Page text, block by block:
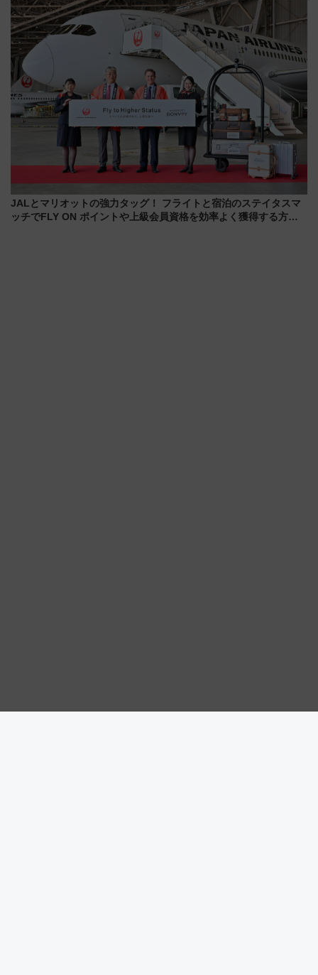
の絶景＆限定グルメを網羅！煩
雑な手続きも不要でお手軽に楽
しめるプランが登場
JALとマリオットの強力タッグ！ フライトと宿泊のステイタスマ
ッチでFLY ON ポイントや上級会員資格を効率よく獲得する方法